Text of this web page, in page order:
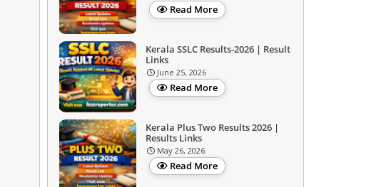
Read More
Kerala SSLC Results-2026 | Result
Links
June 25, 2026
Read More
Kerala Plus Two Results 2026 |
Results Links
May 26, 2026
Read More